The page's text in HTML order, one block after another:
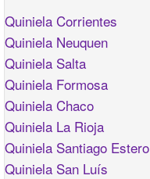
Quiniela Corrientes
Quiniela Neuquen
Quiniela Salta
Quiniela Formosa
Quiniela Chaco
Quiniela La Rioja
Quiniela Santiago Estero
Quiniela San Luís